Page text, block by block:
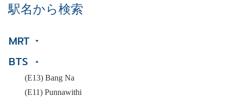
駅名から検索
MRT
BTS
(E13) Bang Na
(E11) Punnawithi